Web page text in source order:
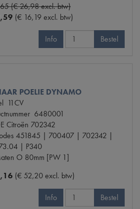
(€ 26,98 excl. btw)
(€ 16,19 excl. btw)
Info Bestel
POELIE DYNAMO
11CV
6480001
Citroën 702342
451845 | 700407 | 702342 |
| P340
O 80mm [PW 1]
(€ 52,20 excl. btw)
Info Bestel